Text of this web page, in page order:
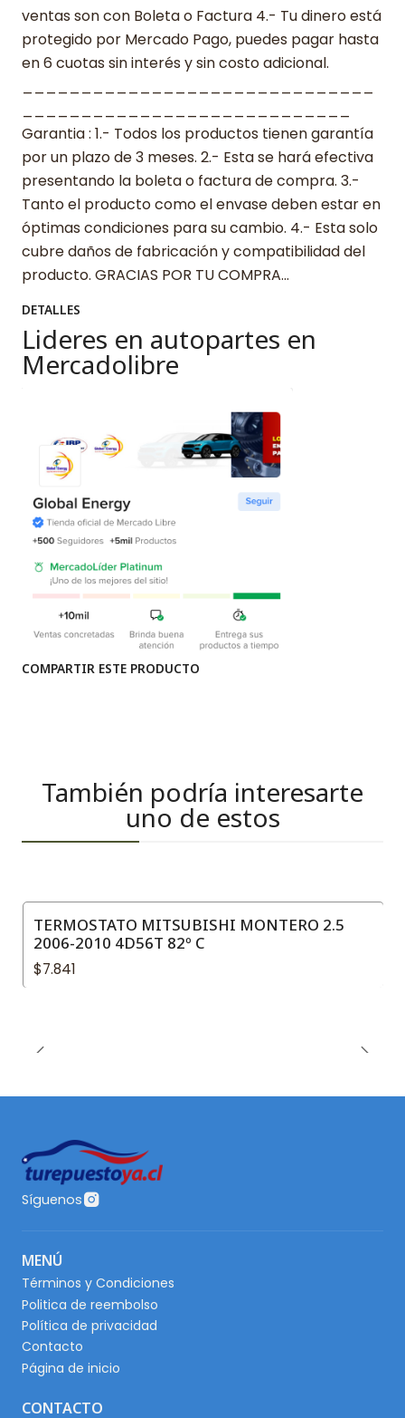
ventas son con Boleta o Factura 4.- Tu dinero está
protegido por Mercado Pago, puedes pagar hasta
en 6 cuotas sin interés y sin costo adicional.
Garantia : 1.- Todos los productos tienen garantía
por un plazo de 3 meses. 2.- Esta se hará efectiva
presentando la boleta o factura de compra. 3.-
Tanto el producto como el envase deben estar en
óptimas condiciones para su cambio. 4.- Esta solo
cubre daños de fabricación y compatibilidad del
producto. GRACIAS POR TU COMPRA…
DETALLES
Lideres en autopartes en
Mercadolibre
COMPARTIR ESTE PRODUCTO
También podría interesarte
uno de estos
TERMOSTATO MITSUBISHI MONTERO 2.5
2006-2010 4D56T 82º C
$7.841
Síguenos
MENÚ
Términos y Condiciones
Politica de reembolso
Política de privacidad
Contacto
Página de inicio
CONTACTO